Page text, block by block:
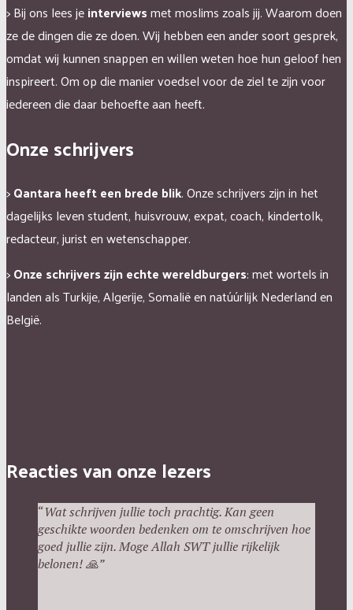
> Bij ons lees jeinterviewsmet moslims zoals jij. Waarom doen
ze de dingen die ze doen. Wij hebben een ander soort gesprek,
omdat wij kunnen snappen en willen weten hoe hun geloof hen
inspireert. Om op die manier voedsel voor de ziel te zijn voor
iedereen die daar behoefte aan heeft.
Onze schrijvers
>Qantara heeft een brede blik. Onze schrijvers zijn in het
dagelijks leven student, huisvrouw, expat, coach, kindertolk,
redacteur, jurist en wetenschapper.
>Onze schrijvers zijn echte wereldburgers: met wortels in
landen als Turkije, Algerije, Somalië en natúúrlijk Nederland en
België.
Reacties van onze lezers
“Wat schrijven jullie toch prachtig. Kan geen
geschikte woorden bedenken om te omschrijven hoe
goed jullie zijn. Moge Allah SWT jullie rijkelijk
belonen!🙏”